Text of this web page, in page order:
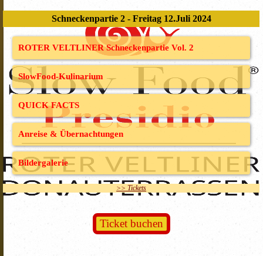
Schneckenpartie 2 - Freitag 12.Juli 2024
ROTER VELTLINER Schneckenpartie Vol. 2
SlowFood-Kulinarium
QUICK FACTS
Anreise & Übernachtungen
Bildergalerie
>> Tickets
Ticket buchen